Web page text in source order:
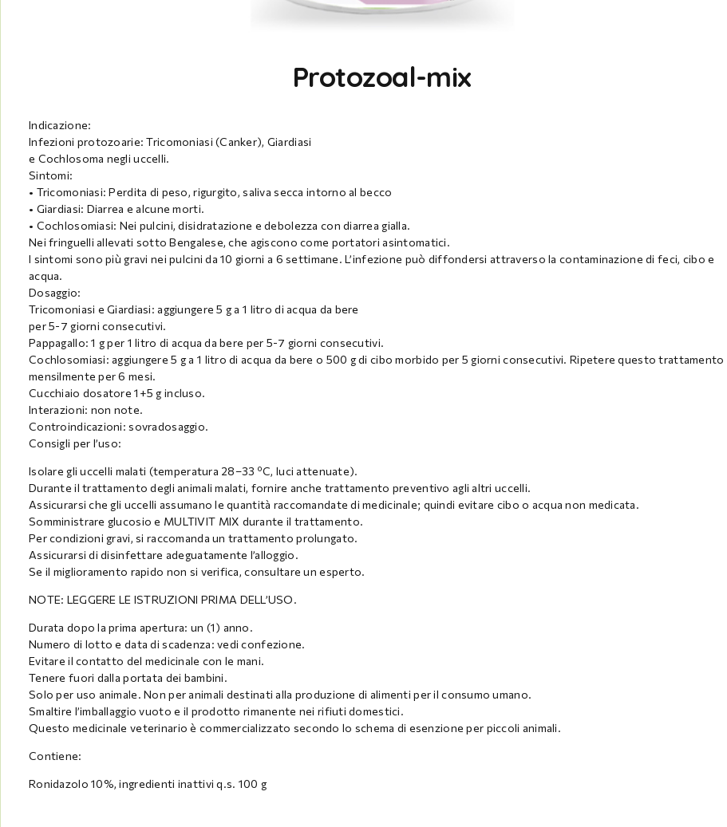
Protozoal-mix
Indicazione:
Infezioni protozoarie: Tricomoniasi (Canker), Giardiasi
e Cochlosoma negli uccelli.
Sintomi:
• Tricomoniasi: Perdita di peso, rigurgito, saliva secca intorno al becco
• Giardiasi: Diarrea e alcune morti.
• Cochlosomiasi: Nei pulcini, disidratazione e debolezza con diarrea gialla.
Nei fringuelli allevati sotto Bengalese, che agiscono come portatori asintomatici.
I sintomi sono più gravi nei pulcini da 10 giorni a 6 settimane. L’infezione può diffondersi attraverso la contaminazione di feci, cibo e
acqua.
Dosaggio:
Tricomoniasi e Giardiasi: aggiungere 5 g a 1 litro di acqua da bere
per 5-7 giorni consecutivi.
Pappagallo: 1 g per 1 litro di acqua da bere per 5-7 giorni consecutivi.
Cochlosomiasi: aggiungere 5 g a 1 litro di acqua da bere o 500 g di cibo morbido per 5 giorni consecutivi. Ripetere questo trattamento
mensilmente per 6 mesi.
Cucchiaio dosatore 1+5 g incluso.
Interazioni: non note.
Controindicazioni: sovradosaggio.
Consigli per l’uso:
Isolare gli uccelli malati (temperatura 28–33 ºC, luci attenuate).
Durante il trattamento degli animali malati, fornire anche trattamento preventivo agli altri uccelli.
Assicurarsi che gli uccelli assumano le quantità raccomandate di medicinale; quindi evitare cibo o acqua non medicata.
Somministrare glucosio e MULTIVIT MIX durante il trattamento.
Per condizioni gravi, si raccomanda un trattamento prolungato.
Assicurarsi di disinfettare adeguatamente l’alloggio.
Se il miglioramento rapido non si verifica, consultare un esperto.
NOTE: LEGGERE LE ISTRUZIONI PRIMA DELL’USO.
Durata dopo la prima apertura: un (1) anno.
Numero di lotto e data di scadenza: vedi confezione.
Evitare il contatto del medicinale con le mani.
Tenere fuori dalla portata dei bambini.
Solo per uso animale. Non per animali destinati alla produzione di alimenti per il consumo umano.
Smaltire l’imballaggio vuoto e il prodotto rimanente nei rifiuti domestici.
Questo medicinale veterinario è commercializzato secondo lo schema di esenzione per piccoli animali.
Contiene:
Ronidazolo 10%, ingredienti inattivi q.s. 100 g